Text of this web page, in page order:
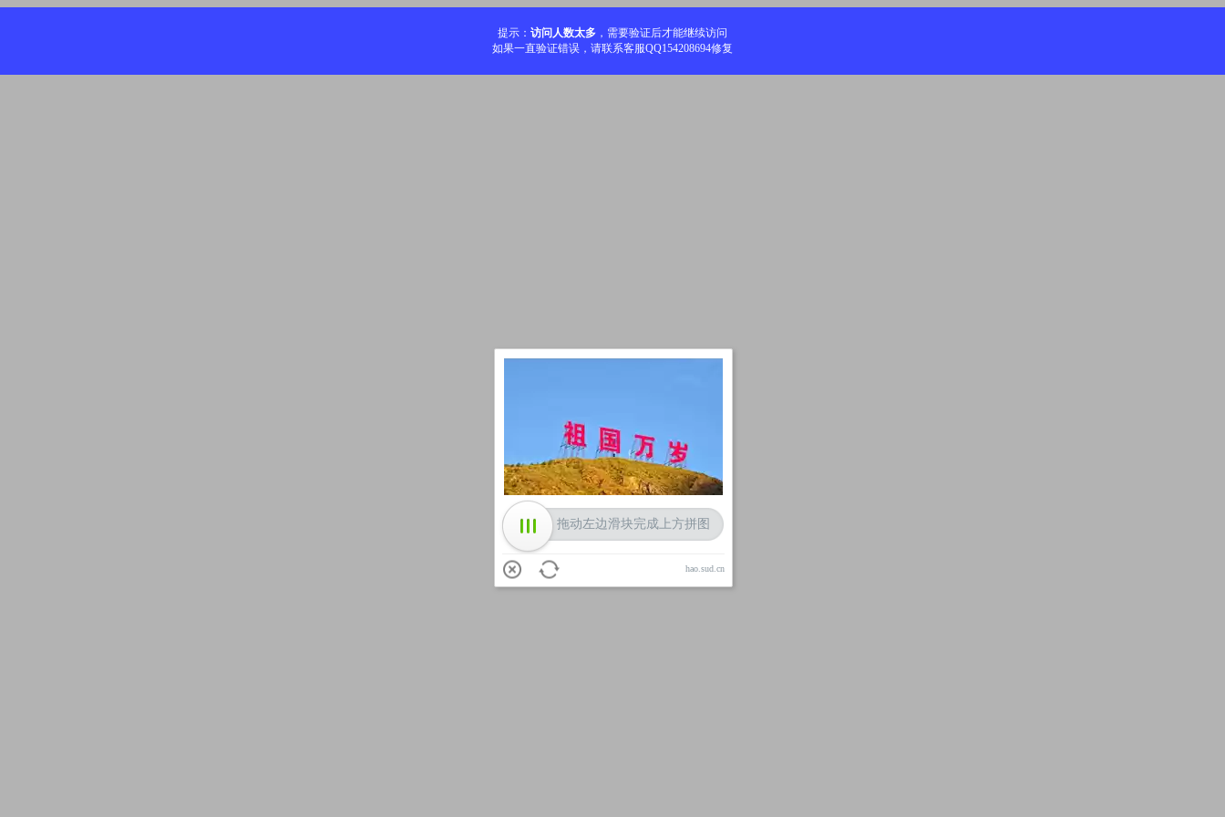
提示： 访问人数太多 ，需要验证后才能继续访问
如果一直验证错误，请联系客服QQ154208694修复
拖动左边滑块完成上方拼图
hao.sud.cn